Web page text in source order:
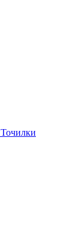
Точилки